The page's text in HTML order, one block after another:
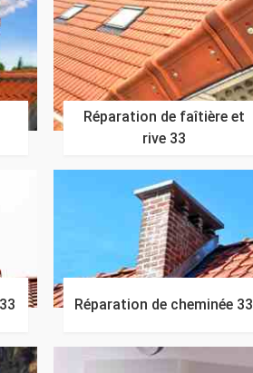
Réparation de faîtière et
rive 33
Réparation de cheminée 33